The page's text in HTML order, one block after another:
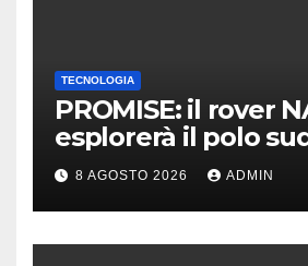
TECNOLOGIA
PROMISE: il rover
esplorerà il polo
Cosa sappiamo
8 AGOSTO 2026 ADMIN